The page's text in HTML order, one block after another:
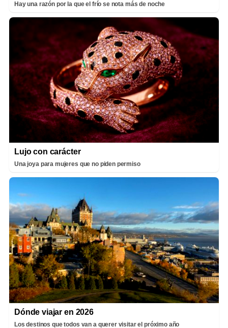
Hay una razón por la que el frío se nota más de noche
Lujo con carácter
Una joya para mujeres que no piden permiso
Dónde viajar en 2026
Los destinos que todos van a querer visitar el próximo año